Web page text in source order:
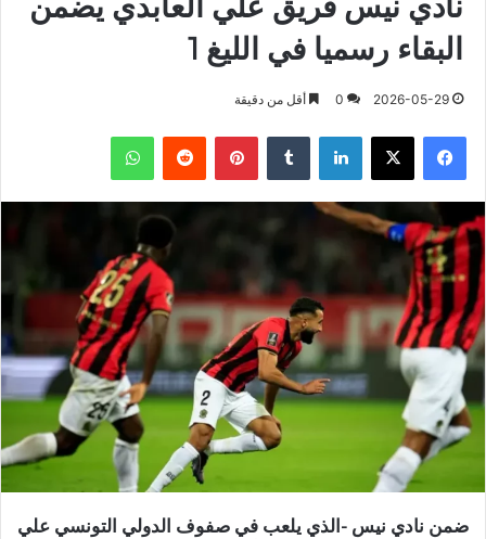
البقاء رسميا في الليغ 1
2026-05-29
0 أقل من دقيقة
فيسبوك X لينكدإن بينتيريست واتساب
ضمن نادي نيس -الذي يلعب في صفوف الدولي التونسي علي